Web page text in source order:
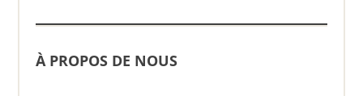
À PROPOS DE NOUS